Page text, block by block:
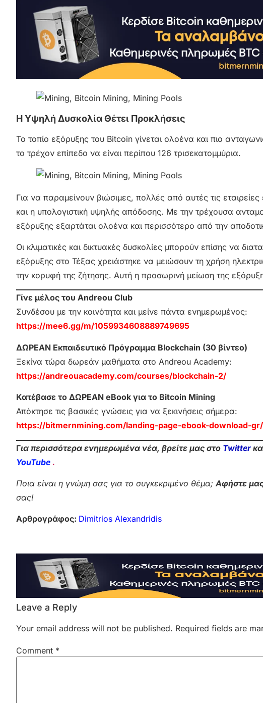
Η Υψηλή Δυσκολία Θέτει Προκλήσεις
Το τοπίο εξόρυξης του Bitcoin γίνεται ολοένα και πιο
το τρέχον επίπεδο να είναι περίπου 126 τρισεκατομμύρια.
Για να παραμείνουν βιώσιμες, πολλές από αυτές τις
και η υπολογιστική υψηλής απόδοσης. Με την τρέχουσα
εξόρυξης εξαρτάται ολοένα και περισσότερο από την
Οι κλιματικές και δικτυακές δυσκολίες μπορούν επίσης να
εξόρυξης στο Τέξας χρειάστηκε να μειώσουν τη χρήση
την κορυφή της ζήτησης. Αυτή η προσωρινή μείωση της
Γίνε μέλος του Andreou Club
Συνδέσου με την κοινότητα και μείνε πάντα ενημερωμένος:
https://mee6.gg/m/1059934608889749695
ΔΩΡΕΑΝ Εκπαιδευτικό Πρόγραμμα Blockchain (30 βίντεο)
Ξεκίνα τώρα δωρεάν μαθήματα στο Andreou Academy:
https://andreouacademy.com/courses/blockchain-2/
Κατέβασε το ΔΩΡΕΑΝ eBook για το Bitcoin Mining
Απόκτησε τις βασικές γνώσεις για να ξεκινήσεις σήμερα:
https://bitmernmining.com/landing-page-ebook-download-gr/
Για περισσότερα ενημερωμένα νέα, βρείτε μας στο Twitter
YouTube .
Ποια είναι η γνώμη σας για το συγκεκριμένο θέμα; Αφήστε
σας!
Αρθρογράφος: Dimitrios Alexandridis
Leave a Reply
Your email address will not be published. Required fields are
Comment *